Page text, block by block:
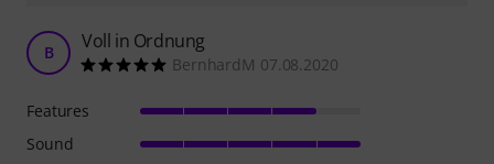
B Voll in Ordnung
BernhardM 07.08.2020
Features
Sound